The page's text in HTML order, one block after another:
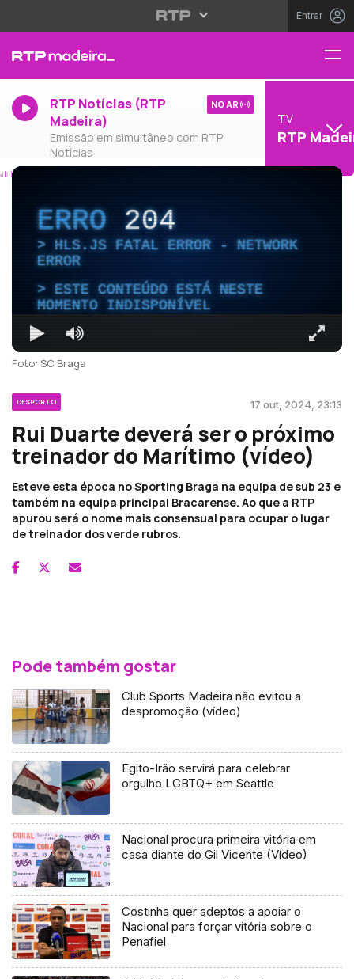
Entrar
RTP Notícias (RTP
Madeira)
Emissão em simultâneo com RTP
Notícias
NO AR
TV
RTP
ERRO204
HLS.JS FATAL ERROR - NETWORK
ERROR
ESTE CONTEÚDO ESTÁ NESTE
MOMENTO INDISPONÍVEL
Foto: SC Braga
DESPORTO 17 out, 2024, 23:13
Rui Duarte deverá ser o próximo
treinador do Marítimo (vídeo)
Esteve esta época no Sporting Braga na equipa de sub 23 e
também na equipa principal Bracarense. Ao que a RTP
apurou será o nome mais consensual para ocupar o lugar
de treinador dos verde rubros.
Pode também gostar
Club Sports Madeira não evitou a
despromoção (vídeo)
Egito-Irão servirá para celebrar
orgulho LGBTQ+ em Seattle
Nacional procura primeira vitória em
casa diante do Gil Vicente (Vídeo)
Costinha quer adeptos a apoiar o
Nacional para forçar vitória sobre o
Penafiel